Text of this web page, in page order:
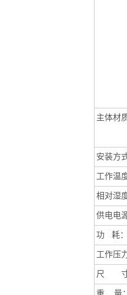
主体材
安装方
工作温
相对湿
供电电
功耗
工作压
尺 寸